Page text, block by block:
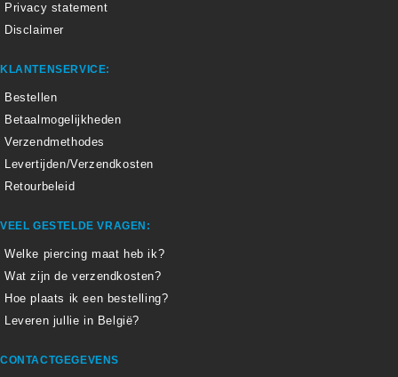
Privacy statement
Disclaimer
KLANTENSERVICE:
Bestellen
Betaalmogelijkheden
Verzendmethodes
Levertijden/Verzendkosten
Retourbeleid
VEEL GESTELDE VRAGEN:
Welke piercing maat heb ik?
Wat zijn de verzendkosten?
Hoe plaats ik een bestelling?
Leveren jullie in België?
CONTACTGEGEVENS